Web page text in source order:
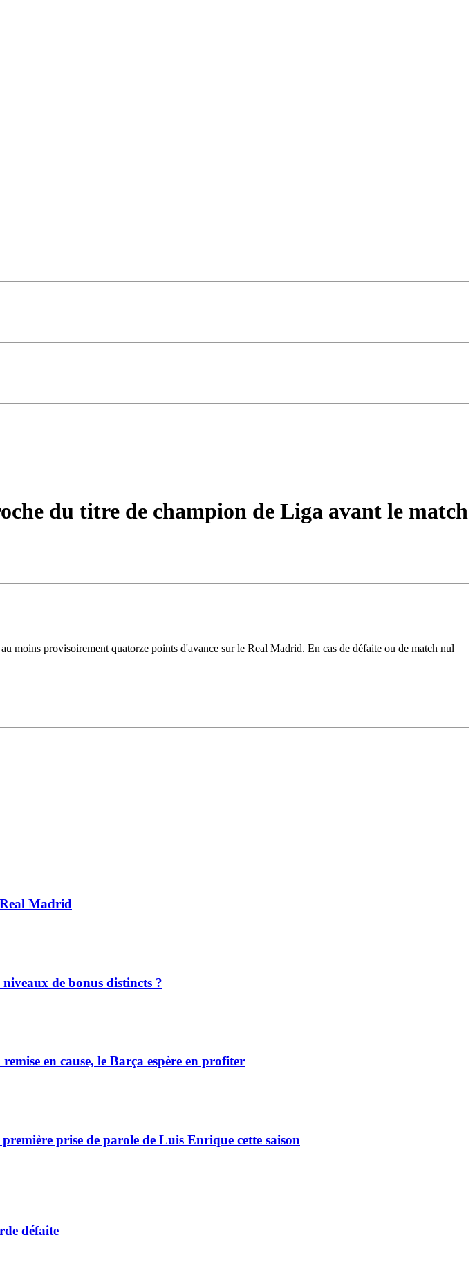
du titre de champion de Liga avant le match
moins provisoirement quatorze points d'avance sur le Real Madrid. En cas de défaite ou de match nul
Madrid
de bonus distincts ?
en cause, le Barça espère en profiter
prise de parole de Luis Enrique cette saison
défaite